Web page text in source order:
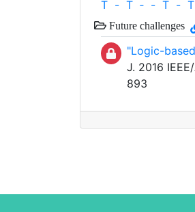
T - T ‐ - T - T
Future challenges
"Logic-
J. 2016
893